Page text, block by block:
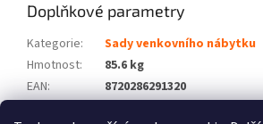
Doplňkové parametry
Kategorie:
Sady venkovního nábytku
Hmotnost:
85.6 kg
EAN:
8720286291320